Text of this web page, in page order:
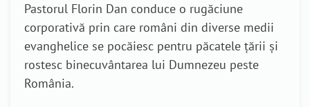
Pastorul Florin Dan conduce o rugăciune
corporativă prin care români din diverse medii
evanghelice se pocăiesc pentru păcatele țării și
rostesc binecuvântarea lui Dumnezeu peste
România.